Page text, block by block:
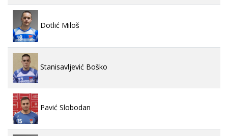
Dotlić Miloš
Stanisavljević Boško
Pavić Slobodan